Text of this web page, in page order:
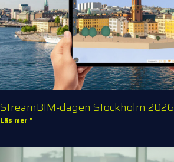
StreamBIM-dagen Stockholm 2026
Läs mer "